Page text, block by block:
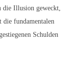
die Illusion geweckt,
die fundamentalen
Schulden